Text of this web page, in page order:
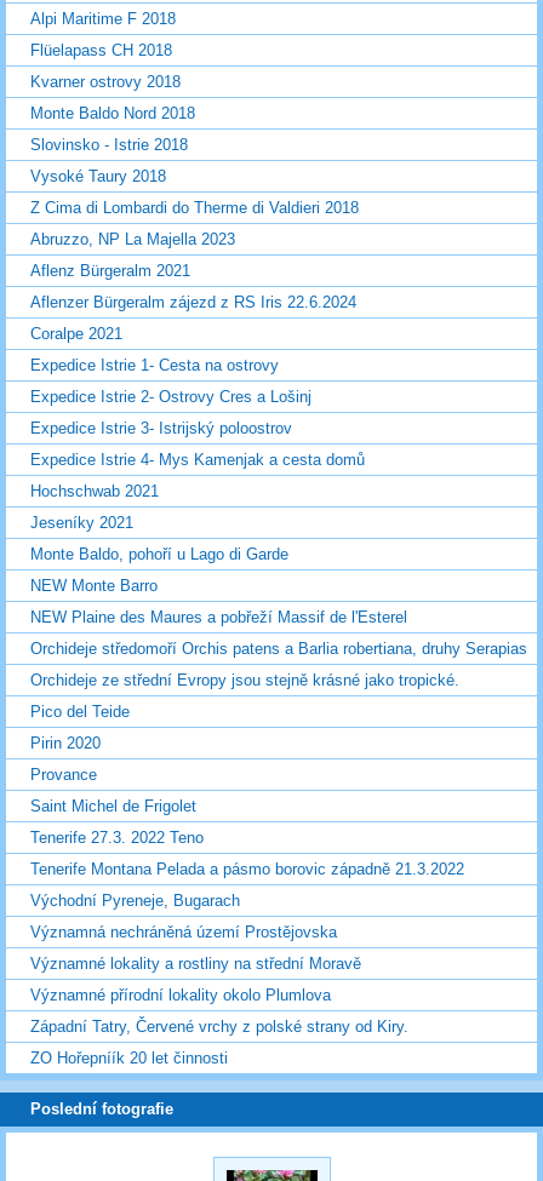
Alpi Maritime F 2018
Flüelapass CH 2018
Kvarner ostrovy 2018
Monte Baldo Nord 2018
Slovinsko - Istrie 2018
Vysoké Taury 2018
Z Cima di Lombardi do Therme di Valdieri 2018
Abruzzo, NP La Majella 2023
Aflenz Bürgeralm 2021
Aflenzer Bürgeralm zájezd z RS Iris 22.6.2024
Coralpe 2021
Expedice Istrie 1- Cesta na ostrovy
Expedice Istrie 2- Ostrovy Cres a Lošinj
Expedice Istrie 3- Istrijský poloostrov
Expedice Istrie 4- Mys Kamenjak a cesta domů
Hochschwab 2021
Jeseníky 2021
Monte Baldo, pohoří u Lago di Garde
NEW Monte Barro
NEW Plaine des Maures a pobřeží Massif de l'Esterel
Orchideje středomoří Orchis patens a Barlia robertiana, druhy Serapias
Orchideje ze střední Evropy jsou stejně krásné jako tropické.
Pico del Teide
Pirin 2020
Provance
Saint Michel de Frigolet
Tenerife 27.3. 2022 Teno
Tenerife Montana Pelada a pásmo borovic západně 21.3.2022
Východní Pyreneje, Bugarach
Významná nechráněná území Prostějovska
Významné lokality a rostliny na střední Moravě
Významné přírodní lokality okolo Plumlova
Západní Tatry, Červené vrchy z polské strany od Kiry.
ZO Hořepníík 20 let činnosti
Poslední fotografie